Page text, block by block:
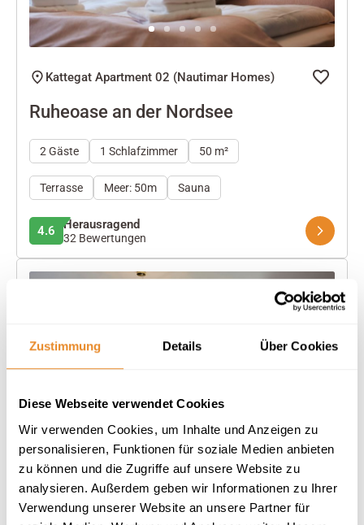
Zustimmung Details Über Cookies
Diese Webseite verwendet Cookies
Wir verwenden Cookies, um Inhalte und Anzeigen zu
personalisieren, Funktionen für soziale Medien anbieten
zu können und die Zugriffe auf unsere Website zu
analysieren. Außerdem geben wir Informationen zu Ihrer
Verwendung unserer Website an unsere Partner für
Kattegat Apartment 02 (Nautimar Homes)
Ruheoase an der Nordsee
2 Gäste 1 Schlafzimmer 50 m²
Terrasse Meer: 50m Sauna
4.6 Herausragend
32 Bewertungen
Kattegat Apartment 05 (Nautimar Homes)